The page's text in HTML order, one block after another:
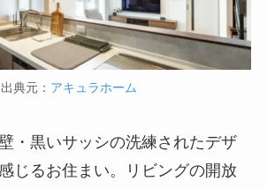
出典元： アキュラホーム
・黒いサッシの洗練されたデザ
じるお住まい。リビングの開放